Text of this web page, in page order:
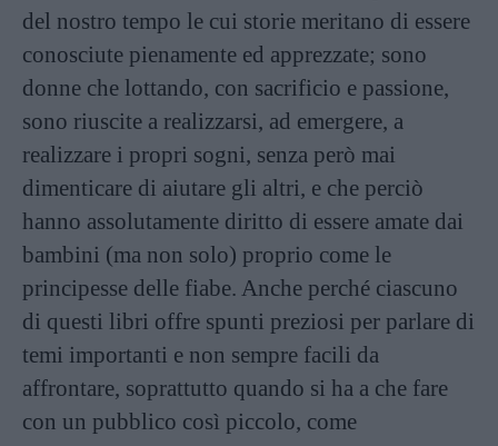
del nostro tempo le cui storie meritano di essere
conosciute pienamente ed apprezzate; sono
donne che lottando, con sacrificio e passione,
sono riuscite a realizzarsi, ad emergere, a
realizzare i propri sogni, senza però mai
dimenticare di aiutare gli altri, e che perciò
hanno assolutamente diritto di essere amate dai
bambini (ma non solo) proprio come le
principesse delle fiabe. Anche perché ciascuno
di questi libri offre spunti preziosi per parlare di
temi importanti e non sempre facili da
affrontare, soprattutto quando si ha a che fare
con un pubblico così piccolo, come